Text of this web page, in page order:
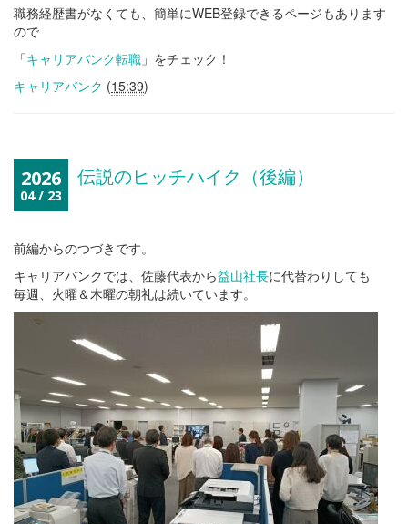
職務経歴書がなくても、簡単にWEB登録できるページもあります
ので
「キャリアバンク転職 」をチェック！
キャリアバンク (15:39)
2026
04 / 23
伝説のヒッチハイク（後編）
前編からのつづきです。
キャリアバンクでは、佐藤代表から益山社長に代替わりしても
毎週、火曜＆木曜の朝礼は続いています。